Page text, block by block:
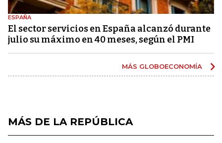
ESPAÑA
El sector servicios en España alcanzó durante
julio su máximo en 40 meses, según el PMI
MÁS GLOBOECONOMÍA
MÁS DE LA REPÚBLICA